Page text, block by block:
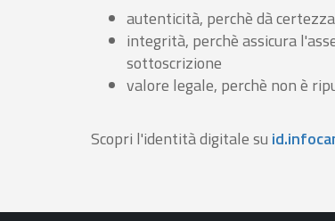
autenticità, perchè dà
integrità, perchè assicura
sottoscrizione
valore legale, perchè non è
Scopri l'identità digitale su